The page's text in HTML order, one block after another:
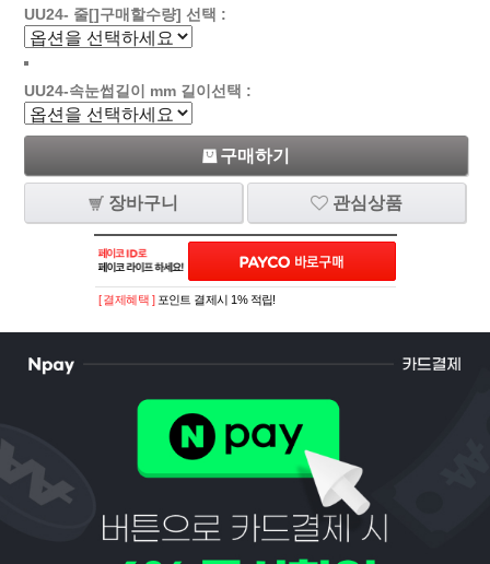
UU24- 줄[]구매할수량] 선택 :
UU24-속눈썹길이 mm 길이선택 :
구매하기
장바구니 관심상품
[ 결제혜택 ] 포인트 결제시 1% 적립!